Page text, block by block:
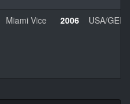
Miami Vice 2006 USA/